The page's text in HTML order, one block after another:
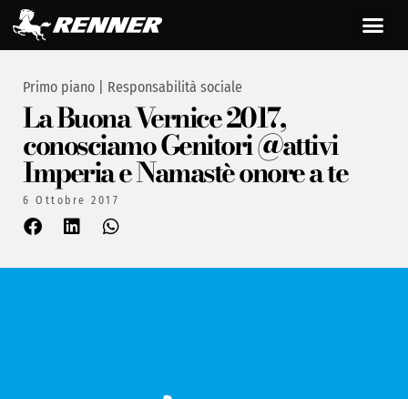
Primo piano Responsabilità sociale
La Buona Vernice 2017,
conosciamo Genitori @attivi
Imperia e Namastè onore a te
6 Ottobre 2017